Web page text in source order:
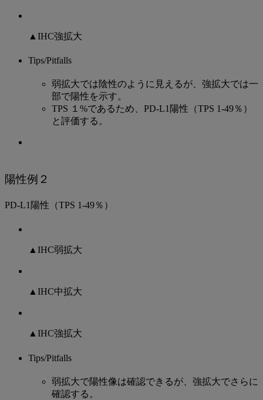
▲IHC強拡大
Tips/Pitfalls
弱拡大では陰性のように見えるが、強拡大では一
部で陽性を示す。
TPS １%であるため、PD-L1陽性（TPS 1-49％）
と評価する。
陽性例２
PD-L1陽性（TPS 1-49％）
▲IHC弱拡大
▲IHC中拡大
▲IHC強拡大
Tips/Pitfalls
弱拡大で陽性像は確認できるが、強拡大でさらに
確認する。